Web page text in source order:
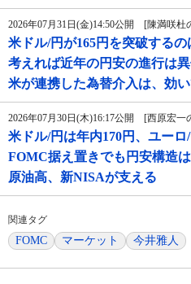
2026年07月31日(金)14:50公開 [陳満咲杜
米ドル/円が165円を突破する
考えれば近年の円安の進行は
米が連携した為替介入は、効
2026年07月30日(木)16:17公開 [西原宏一
米ドル/円は年内170円、ユーロ
FOMC据え置きでも円安構造
原油高、新NISAが支える
関連タグ
FOMC マーケット 今井雅人